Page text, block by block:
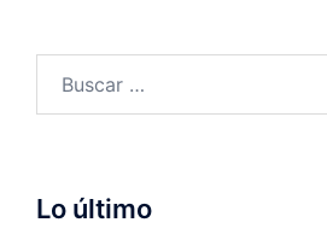
Lo último